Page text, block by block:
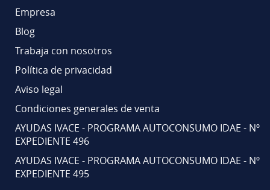
Empresa
Blog
Trabaja con nosotros
Política de privacidad
Aviso legal
Condiciones generales de venta
AYUDAS IVACE - PROGRAMA AUTOCONSUMO IDAE - Nº
EXPEDIENTE 496
AYUDAS IVACE - PROGRAMA AUTOCONSUMO IDAE - Nº
EXPEDIENTE 495